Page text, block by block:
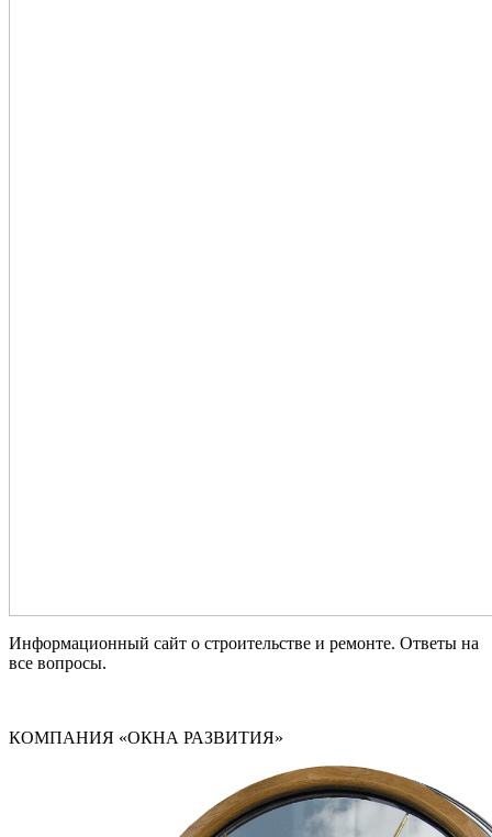
Информационный сайт о строительстве и ремонте. Ответы на
все вопросы.
КОМПАНИЯ «ОКНА РАЗВИТИЯ»